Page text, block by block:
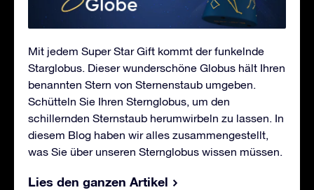
Mit jedem Super Star Gift kommt der funkelnde
Starglobus. Dieser wunderschöne Globus hält Ihren
benannten Stern von Sternenstaub umgeben.
Schütteln Sie Ihren Sternglobus, um den
schillernden Sternstaub herumwirbeln zu lassen. In
diesem Blog haben wir alles zusammengestellt,
was Sie über unseren Sternglobus wissen müssen.
Lies den ganzen Artikel